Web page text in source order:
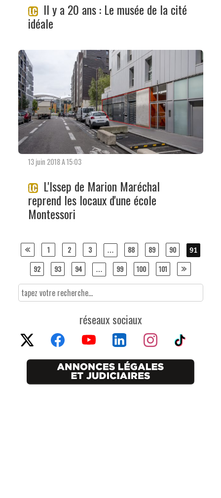
Il y a 20 ans : Le musée de la cité
idéale
13 juin 2018 A 15:03
L'Issep de Marion Maréchal
reprend les locaux d'une école
Montessori
Posts
navigation
1 2 3 … 88 89 90 91
92 93 94 … 99 100 101
réseaux sociaux